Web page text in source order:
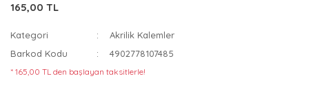
165,00 TL
Kategori
Akrilik Kalemler
Barkod Kodu
4902778107485
* 165,00 TL den başlayan taksitlerle!